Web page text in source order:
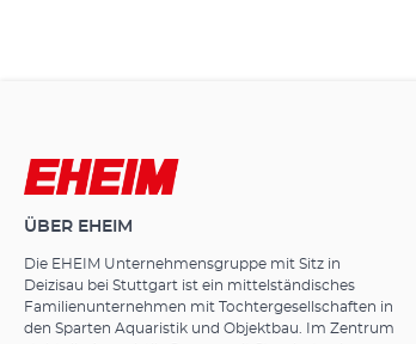
ÜBER EHEIM
Die EHEIM Unternehmensgruppe mit Sitz in
Deizisau bei Stuttgart ist ein mittelständisches
Familienunternehmen mit Tochtergesellschaften in
den Sparten Aquaristik und Objektbau. Im Zentrum